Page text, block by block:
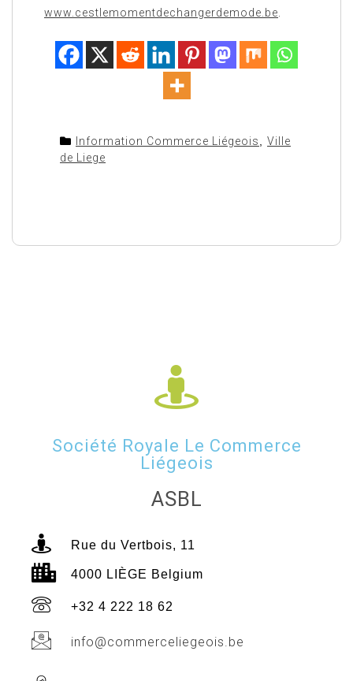
www.cestlemomentdechangerdemode.be
Information Commerce Liégeois
Ville
de Liege
Société Royale Le Commerce
Liégeois
ASBL
Rue du Vertbois, 11
4000 LIÈGE Belgium
+32 4 222 18 62
info@commerceliegeois.be